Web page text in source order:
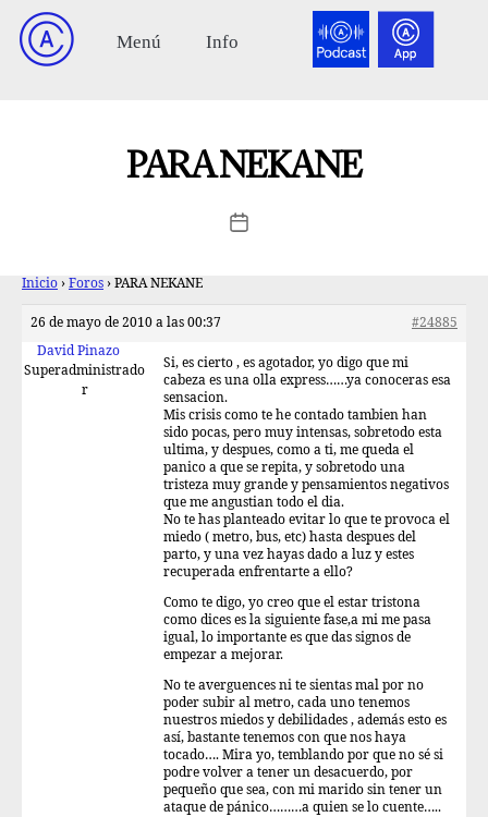
PARA NEKANE
Inicio › Foros › PARA NEKANE
26 de mayo de 2010 a las 00:37
#24885
David Pinazo
Superadministrado
r
Si, es cierto , es agotador, yo digo que mi
cabeza es una olla express……ya conoceras esa
sensacion.
Mis crisis como te he contado tambien han
sido pocas, pero muy intensas, sobretodo esta
ultima, y despues, como a ti, me queda el
panico a que se repita, y sobretodo una
tristeza muy grande y pensamientos negativos
que me angustian todo el dia.
No te has planteado evitar lo que te provoca el
miedo ( metro, bus, etc) hasta despues del
parto, y una vez hayas dado a luz y estes
recuperada enfrentarte a ello?
Como te digo, yo creo que el estar tristona
como dices es la siguiente fase,a mi me pasa
igual, lo importante es que das signos de
empezar a mejorar.
No te averguences ni te sientas mal por no
poder subir al metro, cada uno tenemos
nuestros miedos y debilidades , además esto es
así, bastante tenemos con que nos haya
tocado…. Mira yo, temblando por que no sé si
podre volver a tener un desacuerdo, por
pequeño que sea, con mi marido sin tener un
ataque de pánico………a quien se lo cuente…..